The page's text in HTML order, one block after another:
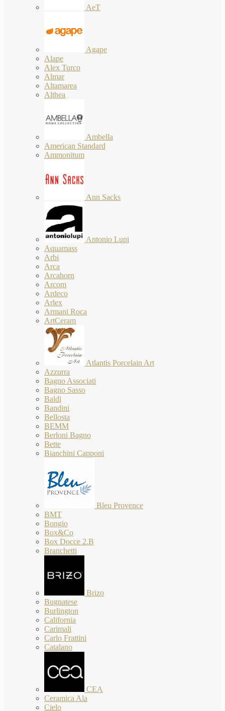
AeT
Agape
Alape
Alex Turco
Almar
Altamarea
Althea
Ambella
American Standard
Ammonitum
Ann Sacks
Antonio Lupi
Aquamass
Arbi
Arca
Arcahorn
Arcom
Ardeco
Arlex
Armani Roca
ArtCeram
Atlantis Porcelain Art
Azzurra
Bagno Associati
Bagno Sasso
Baldi
Bandini
Bellosta
BEMM
Berloni Bagno
Bette
Bianchini Capponi
Bleu Provence
BMT
Bongio
Box&Co
Box Docce 2.B
Branchetti
Brizo
Bugnatese
Burlington
California
Carimali
Carlo Frattini
Catalano
CEA
Ceramica Ala
Cielo